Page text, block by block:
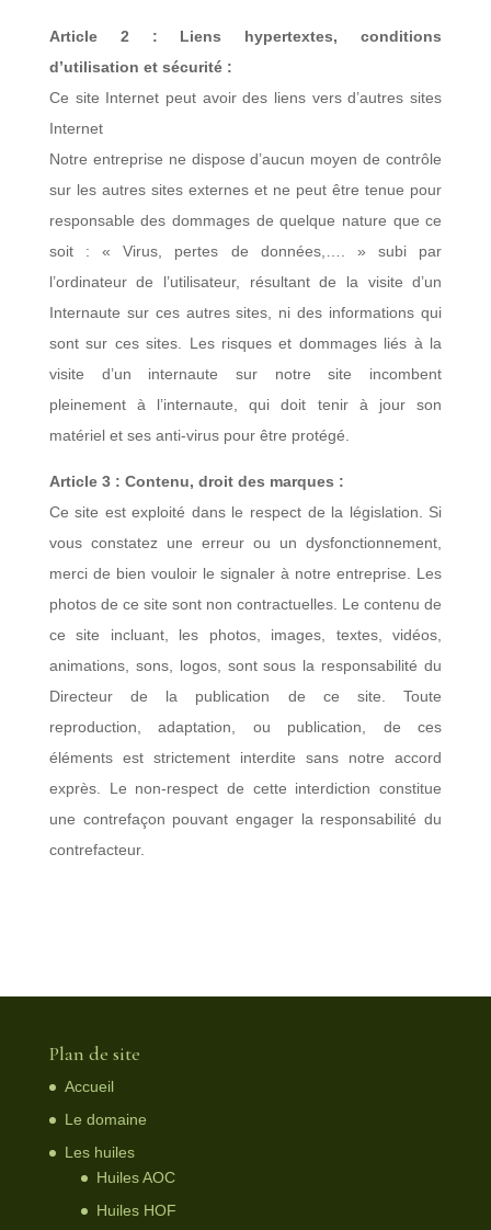
Article 2 : Liens hypertextes, conditions
d’utilisation et sécurité :
Ce site Internet peut avoir des liens vers d’autres sites
Internet
Notre entreprise ne dispose d’aucun moyen de contrôle
sur les autres sites externes et ne peut être tenue pour
responsable des dommages de quelque nature que ce
soit : « Virus, pertes de données,…. » subi par
l’ordinateur de l’utilisateur, résultant de la visite d’un
Internaute sur ces autres sites, ni des informations qui
sont sur ces sites. Les risques et dommages liés à la
visite d’un internaute sur notre site incombent
pleinement à l’internaute, qui doit tenir à jour son
matériel et ses anti-virus pour être protégé.
Article 3 : Contenu, droit des marques :
Ce site est exploité dans le respect de la législation. Si
vous constatez une erreur ou un dysfonctionnement,
merci de bien vouloir le signaler à notre entreprise. Les
photos de ce site sont non contractuelles. Le contenu de
ce site incluant, les photos, images, textes, vidéos,
animations, sons, logos, sont sous la responsabilité du
Directeur de la publication de ce site. Toute
reproduction, adaptation, ou publication, de ces
éléments est strictement interdite sans notre accord
exprès. Le non-respect de cette interdiction constitue
une contrefaçon pouvant engager la responsabilité du
contrefacteur.
Plan de site
Accueil
Le domaine
Les huiles
Huiles AOC
Huiles HOF